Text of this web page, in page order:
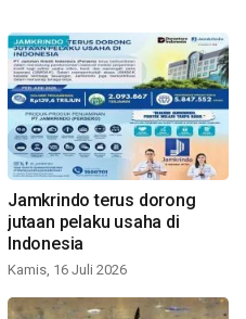
Jamkrindo terus dorong
jutaan pelaku usaha di
Indonesia
Kamis, 16 Juli 2026